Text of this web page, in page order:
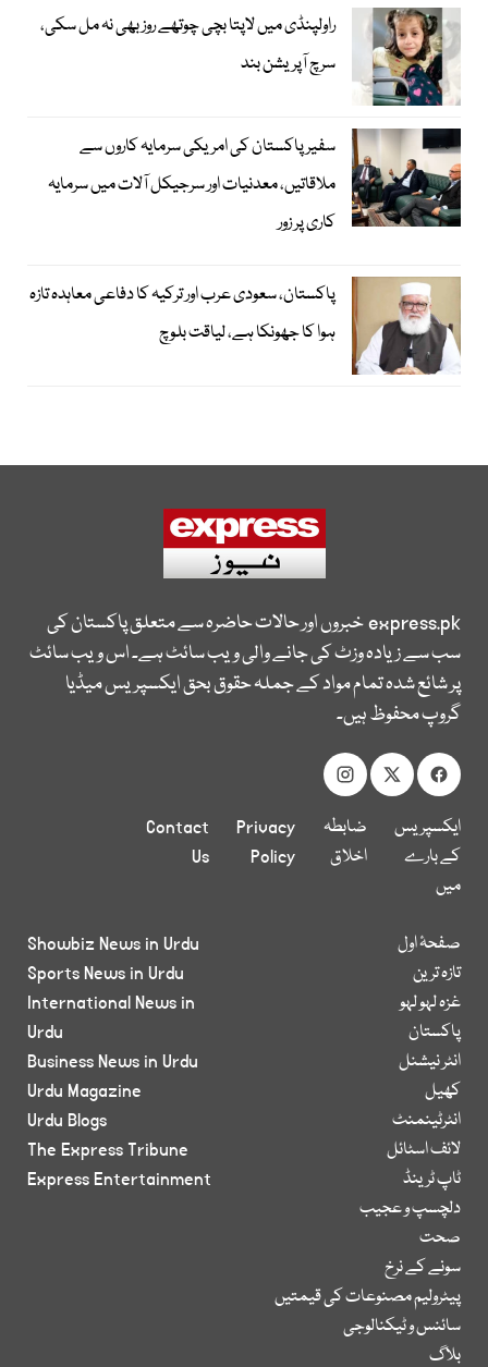
راولپنڈی میں لاپتا بچی چوتھے روز بھی نہ مل سکی،
سرچ آپریشن بند
سفیر پاکستان کی امریکی سرمایہ کاروں سے
ملاقاتیں، معدنیات اور سرجیکل آلات میں سرمایہ
کاری پر زور
پاکستان، سعودی عرب اور ترکیہ کا دفاعی معاہدہ تازہ
ہوا کا جھونکا ہے، لیاقت بلوچ
express.pkخبروں اور حالات حاضرہ سے متعلق پاکستان کی
سب سے زیادہ وزٹ کی جانے والی ویب سائٹ ہے۔ اس ویب سائٹ
پر شائع شدہ تمام مواد کے جملہ حقوق بحق ایکسپریس میڈیا
گروپ محفوظ ہیں۔
ایکسپریس
کے بارے
میں
ضابطہ
اخلاق
Privacy
Policy
Contact
Us
صفحۂ اول
تازہ ترین
غزہ لہو لہو
پاکستان
انٹر نیشنل
کھیل
انٹرٹینمنٹ
لائف اسٹائل
ٹاپ ٹرینڈ
دلچسپ و عجیب
صحت
سونے کے نرخ
پیٹرولیم مصنوعات کی قیمتیں
سائنس و ٹیکنالوجی
بلاگ
Showbiz News in Urdu
Sports News in Urdu
International News in
Urdu
Business News in Urdu
Urdu Magazine
Urdu Blogs
The Express Tribune
Express Entertainment